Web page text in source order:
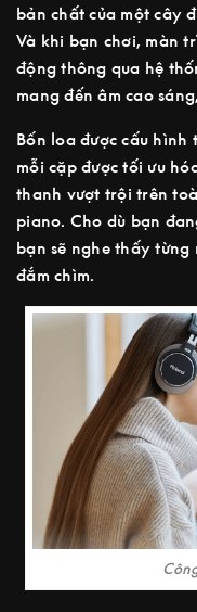
bản chất của một cây
Và khi bạn chơi, màn
động thông qua hệ
mang đến âm cao
Bốn loa được cấu
mỗi cặp được tối ưu
thanh vượt trội trên
piano. Cho dù bạn
bạn sẽ nghe thấy
đắm chìm.